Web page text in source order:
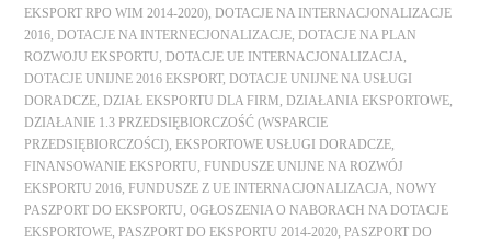
EKSPORT RPO WIM 2014-2020)
DOTACJE NA INTERNACJONALIZACJE
2016
DOTACJE NA INTERNECJONALIZACJE
DOTACJE NA PLAN
ROZWOJU EKSPORTU
DOTACJE UE INTERNACJONALIZACJA
DOTACJE UNIJNE 2016 EKSPORT,
DOTACJE UNIJNE NA USŁUGI
DORADCZE
DZIAŁ EKSPORTU DLA FIRM DZIAŁANIA EKSPORTOWE
DZIAŁANIE 1.3 PRZEDSIĘBIORCZOŚĆ (WSPARCIE
PRZEDSIĘBIORCZOŚCI)
EKSPORTOWE USŁUGI DORADCZE
FINANSOWANIE EKSPORTU
FUNDUSZE UNIJNE NA ROZWÓJ
EKSPORTU 2016
FUNDUSZE Z UE INTERNACJONALIZACJA
NOWY
PASZPORT DO EKSPORTU ,OGŁOSZENIA O NABORACH NA DOTACJE
EKSPORTOWE
PASZPORT DO EKSPORTU 2014-2020
PASZPORT DO